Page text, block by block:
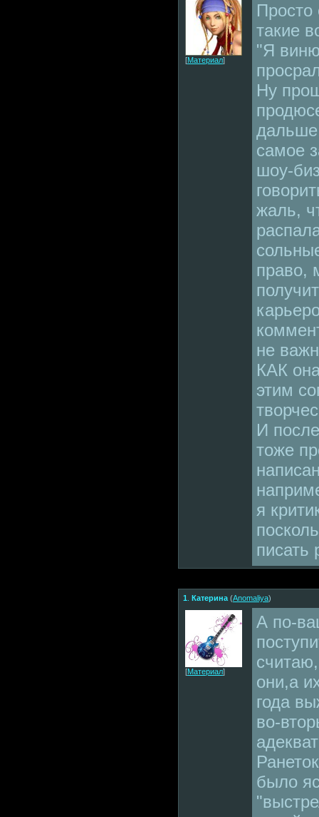
[Материал]
Просто
такие
"Я
Ну
дальше
самое
шоу-
жаль,
право,
не
КАК
этим
И
тоже
я
писать
1 Катерина (Anomaliya)
[Материал]
А по-
они,а
года
во-
было